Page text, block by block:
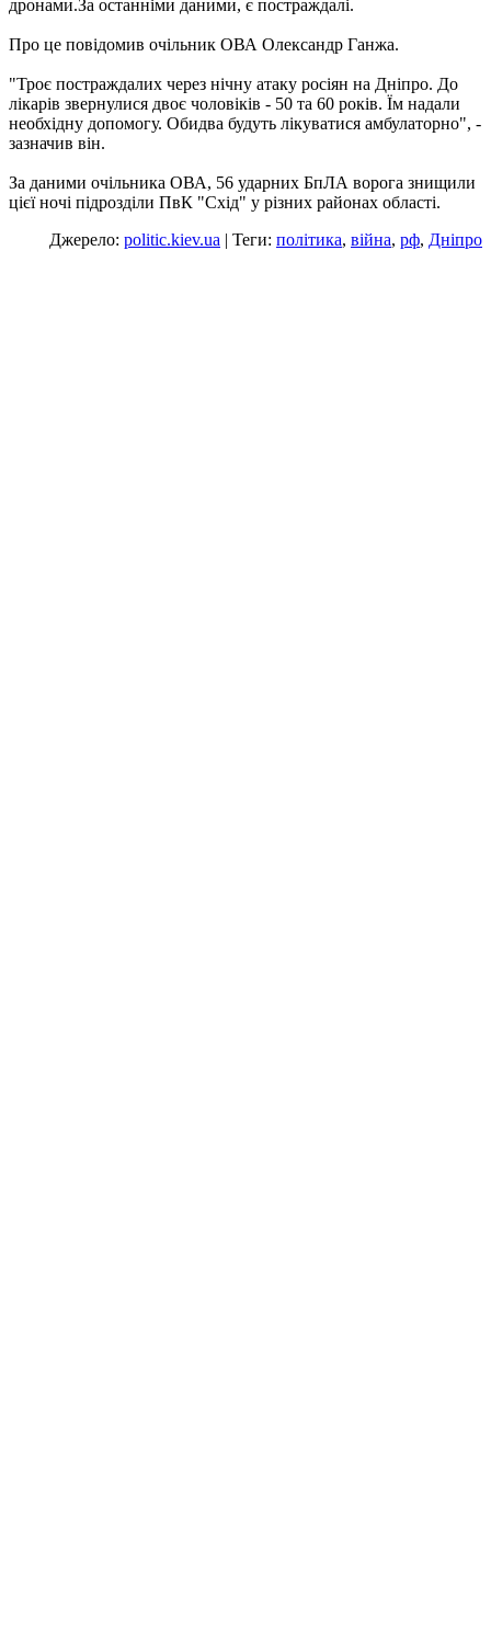
дронами.За останніми даними, є постраждалі.
Про це повідомив очільник ОВА Олександр Ганжа.
"Троє постраждалих через нічну атаку росіян на Дніпро. До
лікарів звернулися двоє чоловіків - 50 та 60 років. Їм надали
необхідну допомогу. Обидва будуть лікуватися амбулаторно", -
зазначив він.
За даними очільника ОВА, 56 ударних БпЛА ворога знищили
цієї ночі підрозділи ПвК "Схід" у різних районах області.
Джерело: politic.kiev.ua | Теги: політика, війна, рф, Дніпро